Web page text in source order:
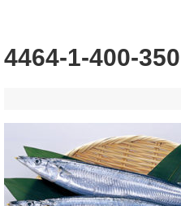
4464-1-400-350